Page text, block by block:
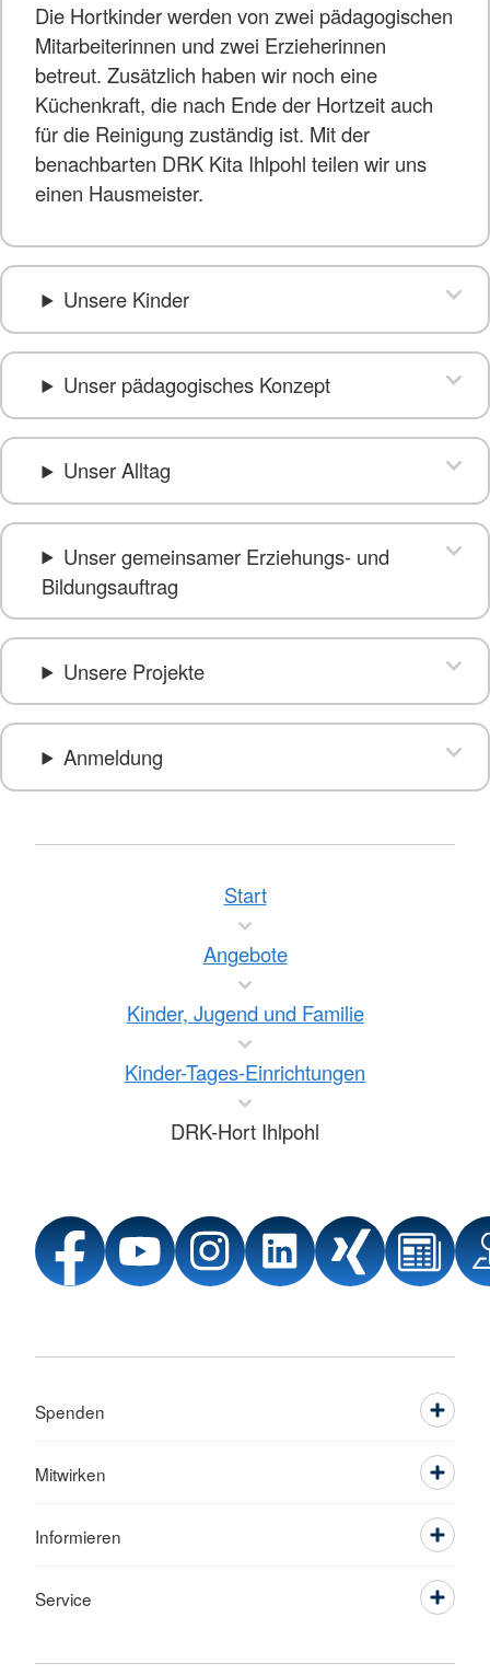
Die Hortkinder werden von zwei pädagogischen
Mitarbeiterinnen und zwei Erzieherinnen
betreut. Zusätzlich haben wir noch eine
Küchenkraft, die nach Ende der Hortzeit auch
für die Reinigung zuständig ist. Mit der
benachbarten DRK Kita Ihlpohl teilen wir uns
einen Hausmeister.
Unsere Kinder
Unser pädagogisches Konzept
Unser Alltag
Unser gemeinsamer Erziehungs- und
Bildungsauftrag
Unsere Projekte
Anmeldung
Start
Angebote
Kinder, Jugend und Familie
Kinder-Tages-Einrichtungen
DRK-Hort Ihlpohl
Spenden
Mitwirken
Informieren
Service